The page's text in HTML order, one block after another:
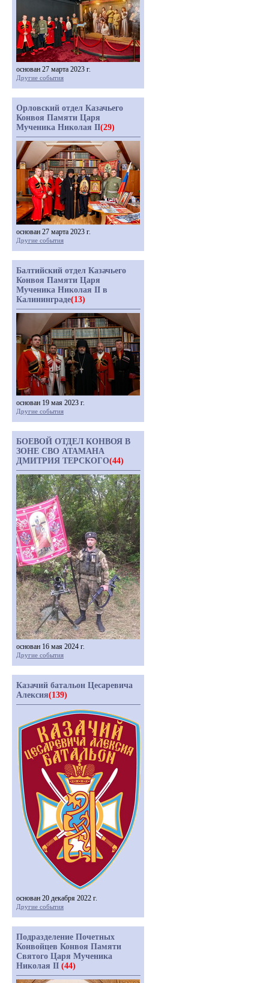
основан 27 марта 2023 г.
Другие события
Орловский отдел Казачьего
Конвоя Памяти Царя
Мученика Николая II(29)
основан 27 марта 2023 г.
Другие события
Балтийский отдел Казачьего
Конвоя Памяти Царя
Мученика Николая II в
Калининграде(13)
основан 19 мая 2023 г.
Другие события
БОЕВОЙ ОТДЕЛ КОНВОЯ В
ЗОНЕ СВО АТАМАНА
ДМИТРИЯ ТЕРСКОГО(44)
основан 16 мая 2024 г.
Другие события
Казачий батальон Цесаревича
Алексия(139)
основан 20 декабря 2022 г.
Другие события
Подразделение Почетных
Конвойцев Конвоя Памяти
Святого Царя Мученика
Николая II (44)